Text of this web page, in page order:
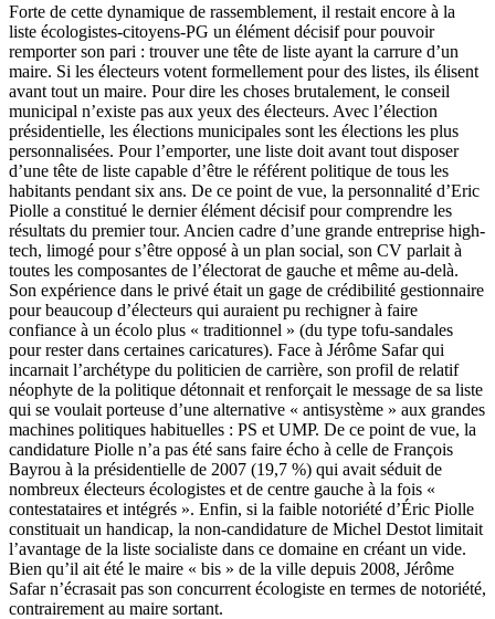
Forte de cette dynamique de rassemblement, il restait encore à la
liste écologistes-citoyens-PG un élément décisif pour pouvoir
remporter son pari : trouver une tête de liste ayant la carrure d’un
maire. Si les électeurs votent formellement pour des listes, ils élisent
avant tout un maire. Pour dire les choses brutalement, le conseil
municipal n’existe pas aux yeux des électeurs. Avec l’élection
présidentielle, les élections municipales sont les élections les plus
personnalisées. Pour l’emporter, une liste doit avant tout disposer
d’une tête de liste capable d’être le référent politique de tous les
habitants pendant six ans. De ce point de vue, la personnalité d’Eric
Piolle a constitué le dernier élément décisif pour comprendre les
résultats du premier tour. Ancien cadre d’une grande entreprise high-
tech, limogé pour s’être opposé à un plan social, son CV parlait à
toutes les composantes de l’électorat de gauche et même au-delà.
Son expérience dans le privé était un gage de crédibilité gestionnaire
pour beaucoup d’électeurs qui auraient pu rechigner à faire
confiance à un écolo plus « traditionnel » (du type tofu-sandales
pour rester dans certaines caricatures). Face à Jérôme Safar qui
incarnait l’archétype du politicien de carrière, son profil de relatif
néophyte de la politique détonnait et renforçait le message de sa liste
qui se voulait porteuse d’une alternative « antisystème » aux grandes
machines politiques habituelles : PS et UMP. De ce point de vue, la
candidature Piolle n’a pas été sans faire écho à celle de François
Bayrou à la présidentielle de 2007 (19,7 %) qui avait séduit de
nombreux électeurs écologistes et de centre gauche à la fois «
contestataires et intégrés ». Enfin, si la faible notoriété d’Éric Piolle
constituait un handicap, la non-candidature de Michel Destot limitait
l’avantage de la liste socialiste dans ce domaine en créant un vide.
Bien qu’il ait été le maire « bis » de la ville depuis 2008, Jérôme
Safar n’écrasait pas son concurrent écologiste en termes de notoriété,
contrairement au maire sortant.